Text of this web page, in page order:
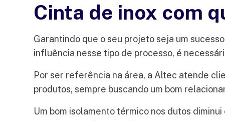
Cinta de inox com
Garantindo que o seu projeto seja um
influência nesse tipo de processo, é
Por ser referência na área, a Altec atende
produtos, sempre buscando um bom
Um bom isolamento térmico nos dutos